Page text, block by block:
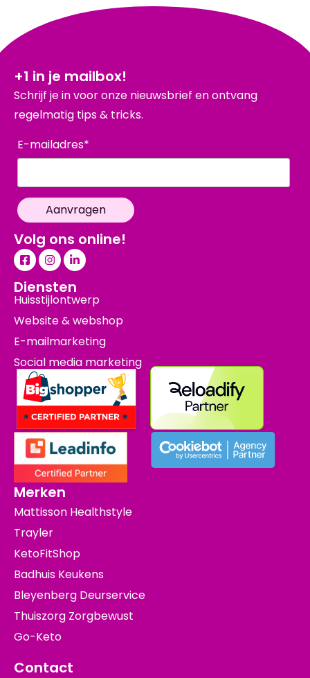
+1 in je mailbox!
Schrijf je in voor onze nieuwsbrief en ontvang
regelmatig tips & tricks.
E-mailadres*
Volg ons online!
Diensten
Huisstijlontwerp
Website & webshop
E-mailmarketing
Social media marketing
Merken
Mattisson Healthstyle
Trayler
KetoFitShop
Badhuis Keukens
Bleyenberg Deurservice
Thuiszorg Zorgbewust
Go-Keto
Contact